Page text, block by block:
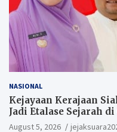
NASIONAL
Kejayaan Kerajaan
Jadi Etalase Sejarah
August 5, 2026